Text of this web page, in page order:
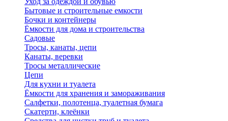
Бытовые и строительные емкости
Бочки и контейнеры
Ёмкости для дома и строительства
Садовые
Тросы, канаты, цепи
Канаты, веревки
Тросы металлические
Цепи
Для кухни и туалета
Ёмкости для хранения и замораживания
Салфетки, полотенца, туалетная бумага
Скатерти, клеёнки